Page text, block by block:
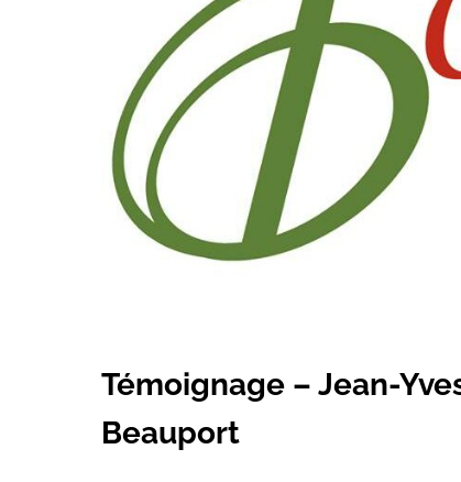
Témoignage – Jean-
Beauport